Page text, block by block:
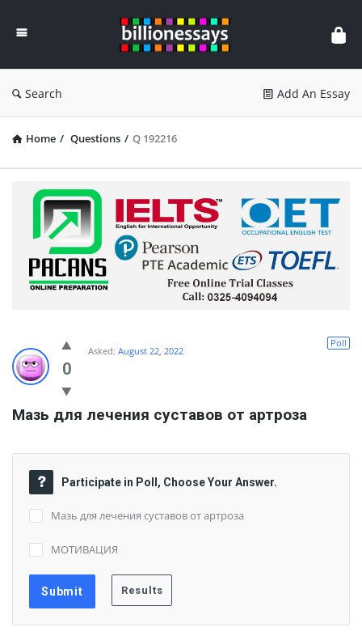
Essays
Search Add An Essay
Home / Questions / Q 192216
0
Poll
Asked: August 22, 2022
Мазь для лечения суставов от артроза
Participate in Poll, Choose Your Answer.
Мазь для лечения суставов от артроза
МОТИВАЦИЯ